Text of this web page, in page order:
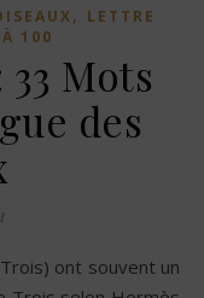
, LETTRE
100
Mots
des